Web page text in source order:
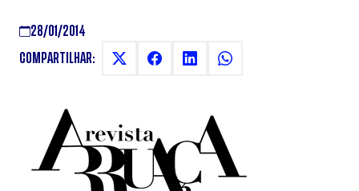
28/01/2014
COMPARTILHAR: